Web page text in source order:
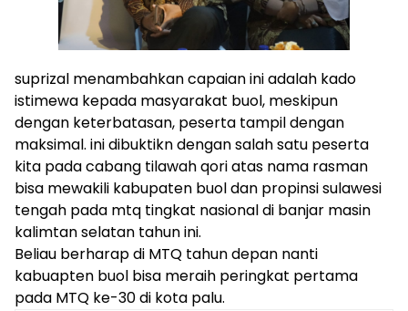
suprizal menambahkan capaian ini adalah kado
istimewa kepada masyarakat buol, meskipun
dengan keterbatasan, peserta tampil dengan
maksimal. ini dibuktikn dengan salah satu peserta
kita pada cabang tilawah qori atas nama rasman
bisa mewakili kabupaten buol dan propinsi sulawesi
tengah pada mtq tingkat nasional di banjar masin
kalimtan selatan tahun ini.
Beliau berharap di MTQ tahun depan nanti
kabuapten buol bisa meraih peringkat pertama
pada MTQ ke-30 di kota palu.